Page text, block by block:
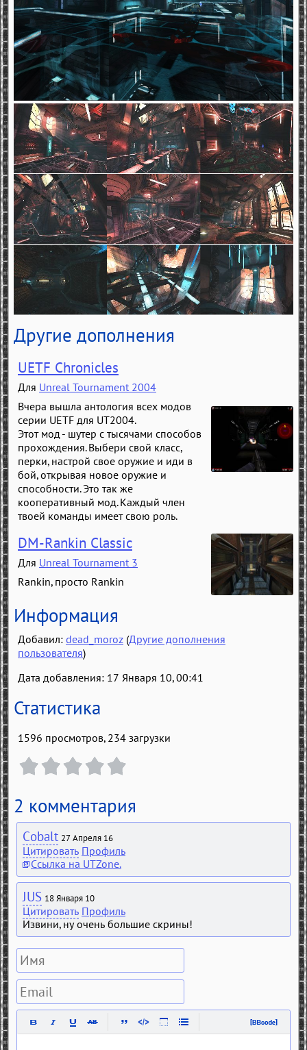
Другие дополнения
UETF Chronicles
Для Unreal Tournament 2004
Вчера вышла антология всех модов
серии UETF для UT2004.
Этот мод - шутер с тысячами способов
прохождения. Выбери свой класс,
перки, настрой свое оружие и иди в
бой, открывая новое оружие и
способности. Это так же
кооперативный мод. Каждый член
твоей команды имеет свою роль.
DM-Rankin Classic
Для Unreal Tournament 3
Rankin, просто Rankin
Информация
Добавил: dead_moroz (Другие дополнения
пользователя)
Дата добавления: 17 Января 10, 00:41
Статистика
1596 просмотров, 234 загрузки
2 комментария
Cobalt 27 Апреля 16
Цитировать Профиль
Ссылка на UTZone.
JUS 18 Января 10
Цитировать Профиль
Извини, ну очень большие скрины!